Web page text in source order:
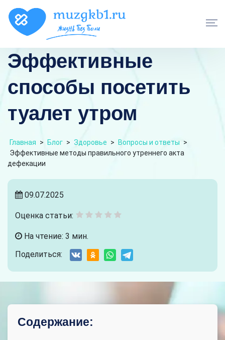
Эффективные
способы посетить
туалет утром
Главная > Блог > Здоровье > Вопросы и ответы >
Эффективные методы правильного утреннего акта
дефекации
09.07.2025
Оценка статьи:
На чтение: 3 мин.
Поделиться:
Содержание: